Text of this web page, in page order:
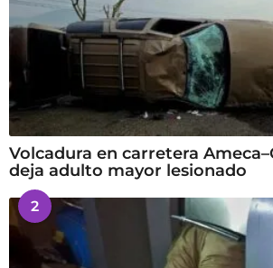
Volcadura en carretera
deja adulto mayor lesionado
2